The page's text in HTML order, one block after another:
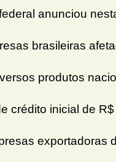
anunciou
brasileiras
produtos
crédito inicial de
exportadoras